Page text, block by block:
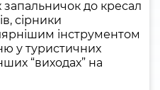
до кресал
сірники
інструментом
у туристичних
“виходах” на